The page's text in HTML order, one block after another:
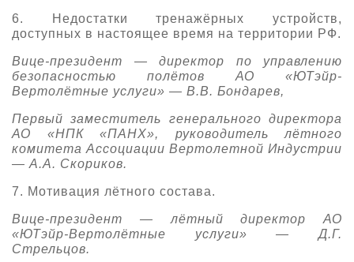
6. Недостатки тренажёрных устройств,
доступных в настоящее время на территории РФ.
Вице-президент — директор по управлению
безопасностью полётов АО «ЮТэйр-
Вертолётные услуги» — В.В. Бондарев,
Первый заместитель генерального директора
АО «НПК «ПАНХ», руководитель лётного
комитета Ассоциации Вертолетной Индустрии
— А.А. Скориков.
7. Мотивация лётного состава.
Вице-президент — лётный директор АО
«ЮТэйр-Вертолётные услуги»—Д.Г.
Стрельцов.